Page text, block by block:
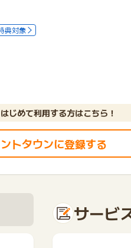
典対象
はじめて利用する方はこちら！
トタウンに登録する
サービ